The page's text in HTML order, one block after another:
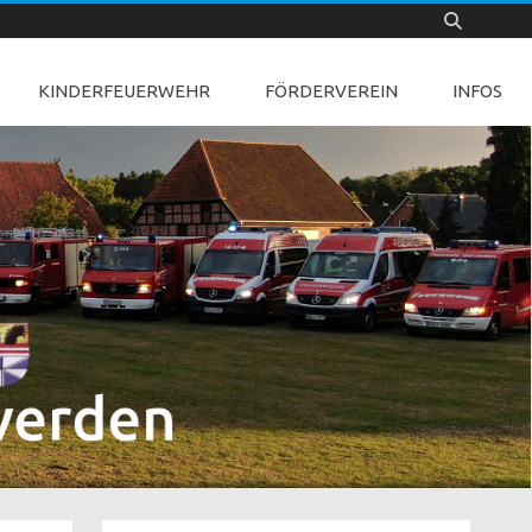
KINDERFEUERWEHR FÖRDERVEREIN INFOS